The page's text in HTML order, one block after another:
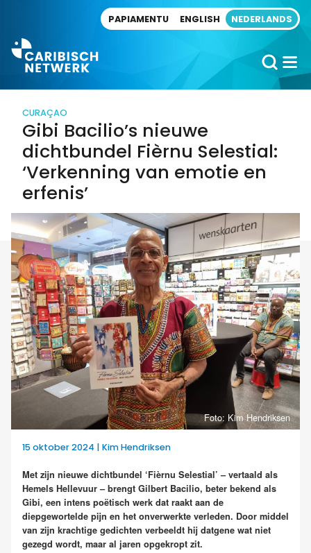
PAPIAMENTU ENGLISH NEDERLANDS
CURAÇAO
Gibi Bacilio’s nieuwe
dichtbundel Fièrnu Selestial:
‘Verkenning van emotie en
erfenis’
Foto: Kim Hendriksen
15 oktober 2024 | Kim Hendriksen
Met zijn nieuwe dichtbundel ‘Fièrnu Selestial’ – vertaald als
Hemels Hellevuur – brengt Gilbert Bacilio, beter bekend als
Gibi, een intens poëtisch werk dat raakt aan de
diepgewortelde pijn en het onverwerkte verleden. Door middel
van zijn krachtige gedichten verbeeldt hij datgene wat niet
gezegd wordt, maar al jaren opgekropt zit.